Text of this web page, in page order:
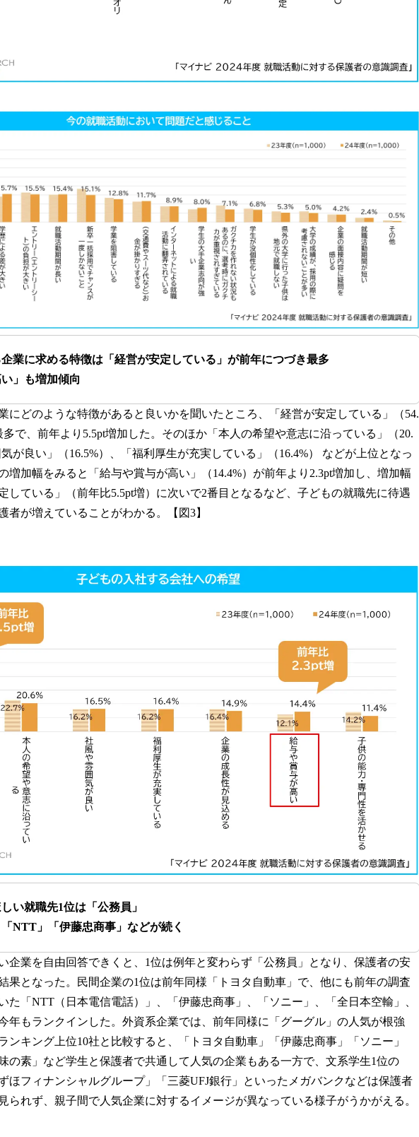
業に求める特徴は「経営が安定している」が前年につづき最多
」も増加傾向
にどのような特徴があると良いかを聞いたところ、「経営が安定している」（54.
で、前年より5.5pt増加した。そのほか「本人の希望や意志に沿っている」（20.
が良い」（16.5%）、「福利厚生が充実している」（16.4%） などが上位となっ
増加幅をみると「給与や賞与が高い」（14.4%）が前年より2.3pt増加し、増加幅
している」（前年比5.5pt増）に次いで2番目となるなど、子どもの就職先に待遇
者が増えていることがわかる。【図3】
い就職先1位は「公務員」
NTT」「伊藤忠商事」などが続く
企業を自由回答できくと、1位は例年と変わらず「公務員」となり、保護者の安
果となった。民間企業の1位は前年同様「トヨタ自動車」で、他にも前年の調査
た「NTT（日本電信電話）」、「伊藤忠商事」、「ソニー」、「全日本空輸」、
年もランクインした。外資系企業では、前年同様に「グーグル」の人気が根強
ンキング上位10社と比較すると、「トヨタ自動車」「伊藤忠商事」「ソニー」
の素」など学生と保護者で共通して人気の企業もある一方で、文系学生1位の
ほフィナンシャルグループ」「三菱UFJ銀行」といったメガバンクなどは保護者
られず、親子間で人気企業に対するイメージが異なっている様子がうかがえる。